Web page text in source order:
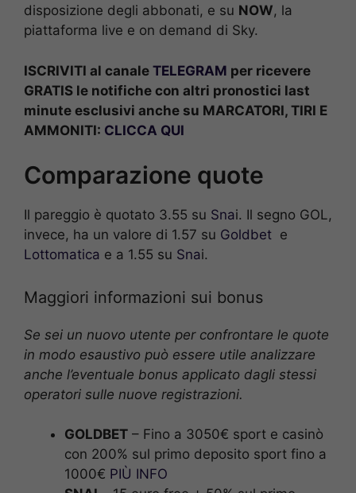
disposizione degli abbonati, e su NOW, la
piattaforma live e on demand di Sky.
ISCRIVITI al canale TELEGRAM per ricevere
GRATIS le notifiche con altri pronostici last
minute esclusivi anche su MARCATORI, TIRI E
AMMONITI: CLICCA QUI
Comparazione quote
Il pareggio è quotato 3.55 su Snai. Il segno GOL,
invece, ha un valore di 1.57 su Goldbet e
Lottomatica e a 1.55 su Snai.
Maggiori informazioni sui bonus
Se sei un nuovo utente per confrontare le quote
in modo esaustivo può essere utile analizzare
anche l’eventuale bonus applicato dagli stessi
operatori sulle nuove registrazioni.
GOLDBET – Fino a 3050€ sport e casinò
con 200% sul primo deposito sport fino a
1000€ PIÙ INFO